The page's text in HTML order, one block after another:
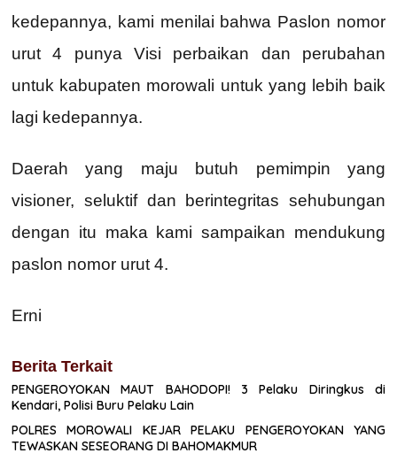
kedepannya, kami menilai bahwa Paslon nomor
urut 4 punya Visi perbaikan dan perubahan
untuk kabupaten morowali untuk yang lebih baik
lagi kedepannya.
Daerah yang maju butuh pemimpin yang
visioner, seluktif dan berintegritas sehubungan
dengan itu maka kami sampaikan mendukung
paslon nomor urut 4.
Erni
Berita Terkait
PENGEROYOKAN MAUT BAHODOPI! 3 Pelaku Diringkus di
Kendari, Polisi Buru Pelaku Lain
POLRES MOROWALI KEJAR PELAKU PENGEROYOKAN YANG
TEWASKAN SESEORANG DI BAHOMAKMUR